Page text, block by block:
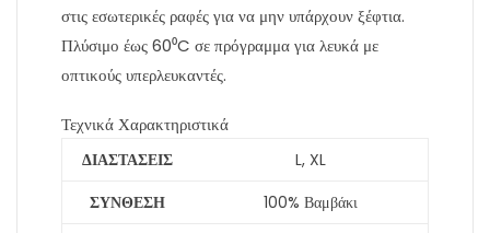
στις εσωτερικές ραφές για να μην υπάρχουν ξέφτια.
Πλύσιμο έως 60⁰C σε πρόγραμμα για λευκά με
οπτικούς υπερλευκαντές.
Τεχνικά Χαρακτηριστικά
ΔΙΑΣΤΑΣΕΙΣ
L, XL
ΣΥΝΘΕΣΗ
100% Βαμβάκι